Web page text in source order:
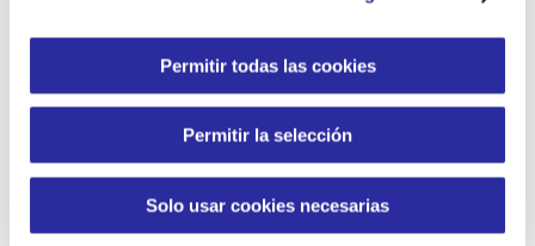
Permitir todas las cookies
Permitir la selección
Solo usar cookies necesarias
Certificado legal de pareja de hecho.
Otras documentaciones (Para casos particulares se
informará en el momento de la inscripción).
Medidas covid-19
Te ayudaremos en todo lo que podamos, y si te preocupa si